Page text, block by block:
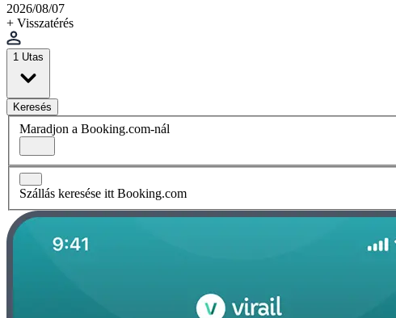
2026/08/07
+ Visszatérés
1 Utas
Keresés
Maradjon a Booking.com-nál
Szállás keresése itt Booking.com